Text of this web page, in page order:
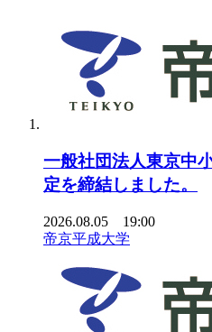
一般社団法人東京中
定を締結しました。
2026.08.05 19:00
帝京平成大学